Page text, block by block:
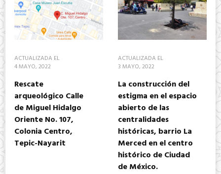
ACTUALIZADA EL
4 MAYO, 2022
Rescate
arqueológico Calle
de Miguel Hidalgo
Oriente No. 107,
Colonia Centro,
Tepic-Nayarit
ACTUALIZADA EL
3 MAYO, 2022
La construcción del
estigma en el espacio
abierto de las
centralidades
históricas, barrio La
Merced en el centro
histórico de Ciudad
de México.